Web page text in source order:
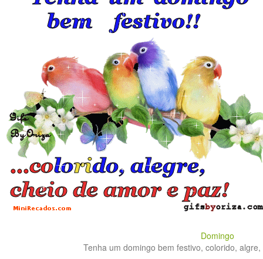
Domingo
Tenha um domingo bem festivo, colorido,